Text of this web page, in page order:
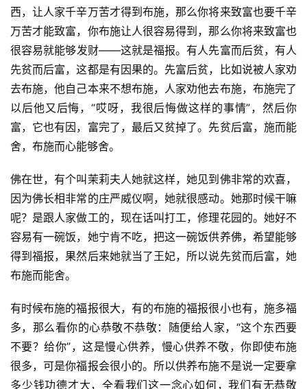
资
讯
八
点
音
高
僧
访
谈
心
乐
菩
提
西，让人家千辛万苦才得到布施，那么你将来致富也要千辛
万苦才能致富，你布施让人很容易得到，那么你将来致富也
很容易就能够发财——这就是福报。有人先富而后贫，有人
先贫而后富，这都是有因果的。先富后贫，比如说被人家劝
去布施，他自己本来不想布施，人家劝他去布施，布施完了
以后他又后悔，“哎呀，我很后悔做这样的事情”，然后你
富，它也有因，富完了，最后又贫掉了。先贫后富，施而能
舍，布施而心能够舍。
佛在世，有个叫茉莉夫人她就这样，她见到佛非常的欢喜，
因为佛长相非常的庄严威仪啊，她就很感动。她那时候干嘛
呢？是跟人家做工的，现在话叫打工，修理花园的。她好不
容易有一碗饭，她宁肯不吃，把这一碗饭供养佛，希望能够
得到福报，果然后来她就当了王妃，所以说先贫而后富，她
布施而能舍。
有时候布施的福报很大，有的布施的福报很小也有，施多福
多，那么看你的心恭敬不恭敬：随便给人家，“这个东西要
不要？给你”，这是慢心供养，慢心供养不敬，你即使布施
很多，可是你福报会很小的。所以供养布施不是说一定要拿
多少钱功德才大，全看我们这一念心如何，我们有无恭敬